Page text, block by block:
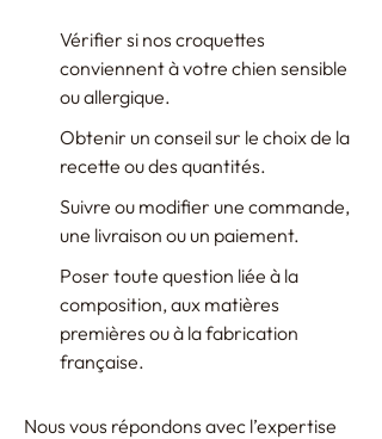
Vérifier si nos croquettes
conviennent à votre chien sensible
ou allergique.
Obtenir un conseil sur le choix de la
recette ou des quantités.
Suivre ou modifier une commande,
une livraison ou un paiement.
Poser toute question liée à la
composition, aux matières
premières ou à la fabrication
française.
Nous vous répondons avec l’expertise